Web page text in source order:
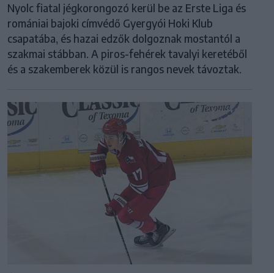
Nyolc fiatal jégkorongozó kerül be az Erste Liga és
romániai bajoki címvédő Gyergyói Hoki Klub
csapatába, és hazai edzők dolgoznak mostantól a
szakmai stábban. A piros-fehérek tavalyi keretéből
és a szakemberek közül is rangos nevek távoztak.